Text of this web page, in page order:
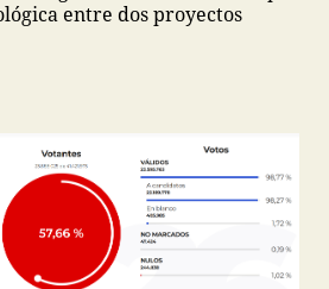
entre dos proyectos